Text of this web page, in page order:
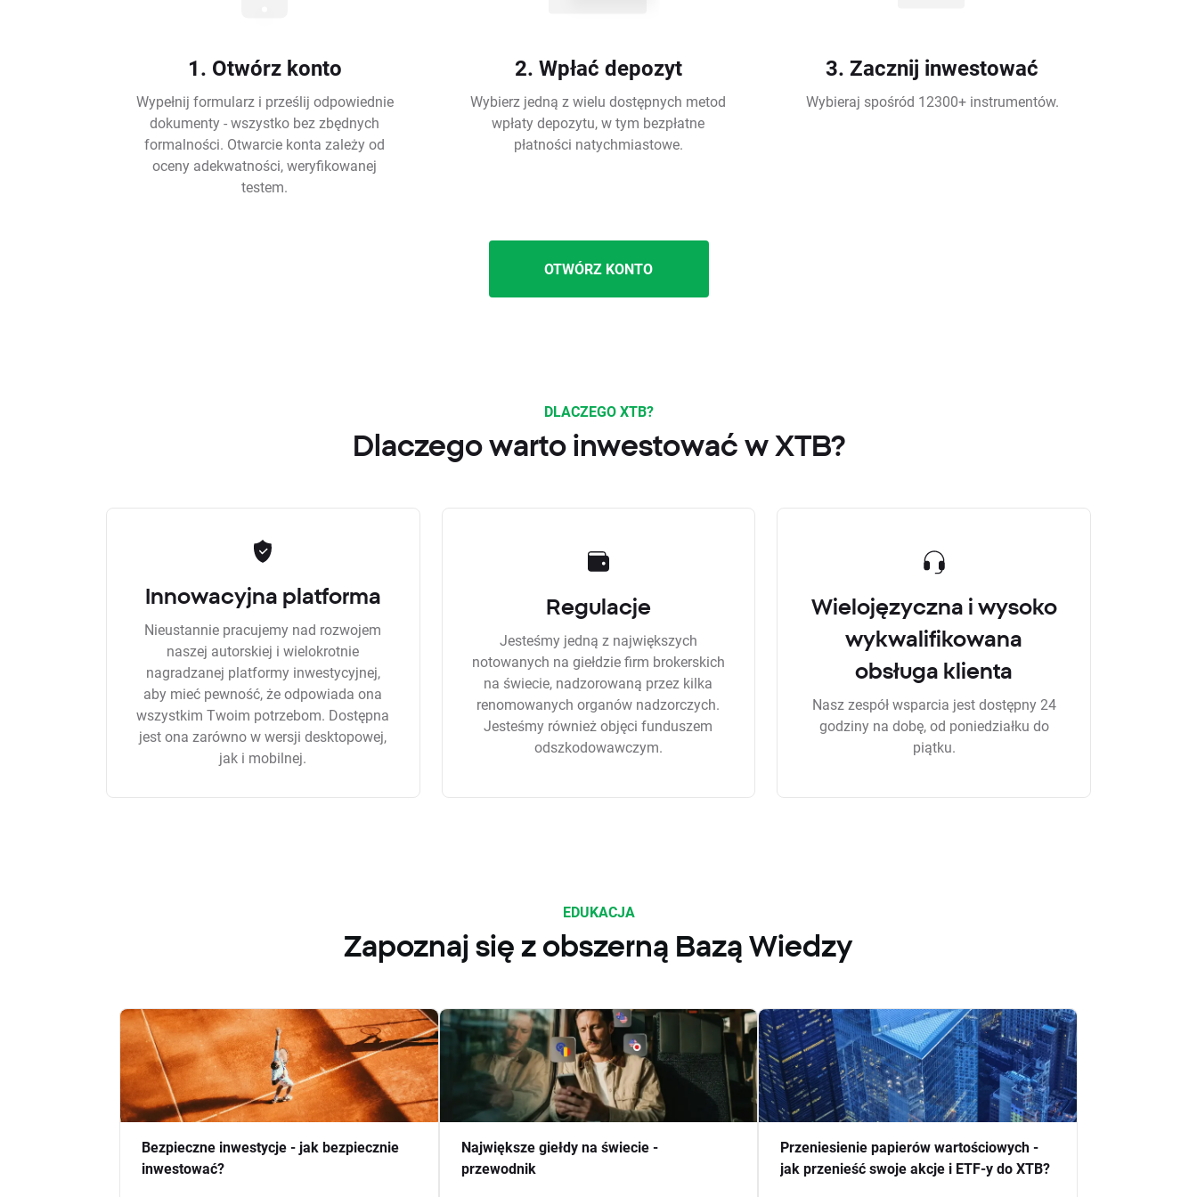
1. Otwórz konto
Wypełnij formularz i prześlij odpowiednie
dokumenty - wszystko bez zbędnych
formalności. Otwarcie konta zależy od
oceny adekwatności, weryfikowanej
testem.
2. Wpłać depozyt
Wybierz jedną z wielu dostępnych metod
wpłaty depozytu, w tym bezpłatne
płatności natychmiastowe.
3. Zacznij inwestować
Wybieraj spośród 12300+ instrumentów.
OTWÓRZ KONTO
DLACZEGO XTB?
Dlaczego warto inwestować w XTB?
Innowacyjna platforma
Nieustannie pracujemy nad rozwojem
naszej autorskiej i wielokrotnie
nagradzanej platformy inwestycyjnej,
aby mieć pewność, że odpowiada ona
wszystkim Twoim potrzebom. Dostępna
jest ona zarówno w wersji desktopowej,
jak i mobilnej.
Regulacje
Jesteśmy jedną z największych
notowanych na giełdzie firm brokerskich
na świecie, nadzorowaną przez kilka
renomowanych organów nadzorczych.
Jesteśmy również objęci funduszem
odszkodowawczym.
Wielojęzyczna i wysoko
wykwalifikowana
obsługa klienta
Nasz zespół wsparcia jest dostępny 24
godziny na dobę, od poniedziałku do
piątku.
EDUKACJA
Zapoznaj się z obszerną Bazą Wiedzy
Bezpieczne inwestycje - jak bezpiecznie
inwestować?
Największe giełdy na świecie -
przewodnik
Przeniesienie papierów wartościowych -
jak przenieść swoje akcje i ETF-y do XTB?